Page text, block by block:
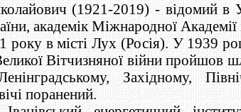
(1921-2019) - відомий в
академік Міжнародної Академії
року в місті Лух (Росія). У 1939
Вітчизняної війни пройшов
Західному,
поранений.